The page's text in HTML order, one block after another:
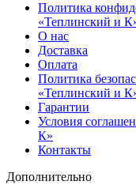
Политика
«Теплинский и
О нас
Доставка
Оплата
Политика
«Теплинский и
Гарантии
Условия
К»
Контакты
Дополнительно